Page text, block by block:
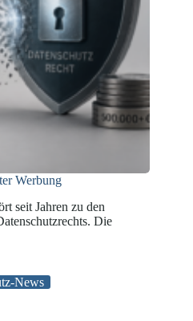
Werbung
seit Jahren zu den
Die
News